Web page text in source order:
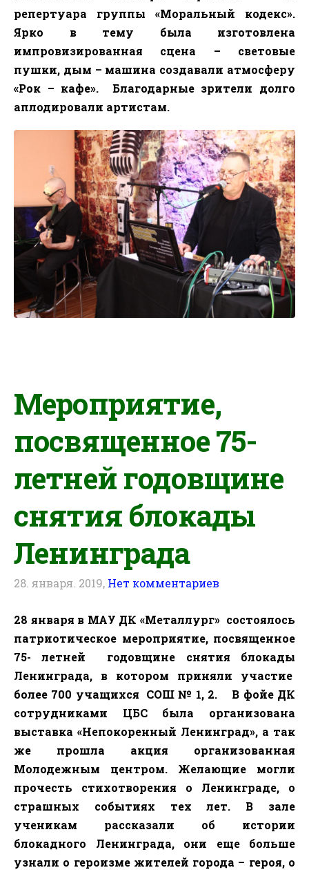
репертуара группы «Моральный кодекс».
Ярко в тему была изготовлена
импровизированная сцена – световые
пушки, дым – машина создавали атмосферу
«Рок – кафе».
Благодарные зрители долго
аплодировали артистам.
Мероприятие,
посвященное 75-
летней годовщине
снятия блокады
Ленинграда
28. января. 2019, Нет комментариев
28 января в МАУ ДК «Металлург» состоялось
патриотическое мероприятие, посвященное
75- летней
годовщине снятия блокады
Ленинграда, в котором приняли участие
более 700 учащихся СОШ № 1, 2.
В фойе ДК
сотрудниками ЦБС была организована
выставка «Непокоренный Ленинград», а так
же прошла акция организованная
Молодежным центром. Желающие могли
прочесть стихотворения о Ленинграде, о
страшных событиях тех лет. В зале
ученикам рассказали об истории
блокадного Ленинграда, они еще больше
узнали о героизме жителей города – героя, о